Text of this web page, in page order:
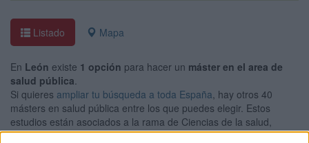
Listado Mapa
En León existe 1 opción para hacer un máster en el area de
salud pública.
Si quieres ampliar tu búsqueda a toda España, hay otros 40
másters en salud pública entre los que puedes elegir. Estos
estudios están asociados a la rama de Ciencias de la salud,
Ciencias sociales y jurídicas.